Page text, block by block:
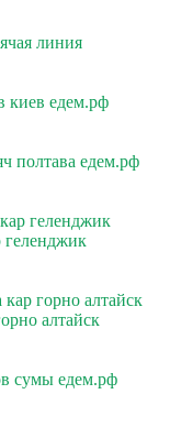
линия
киев едем.рф
полтава едем.рф
геленджик
геленджик
кар горно алтайск
алтайск
сумы едем.рф